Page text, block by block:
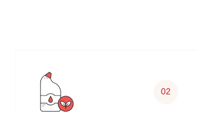
02